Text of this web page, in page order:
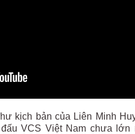
kịch bản của Liên Minh
VCS Việt Nam chưa